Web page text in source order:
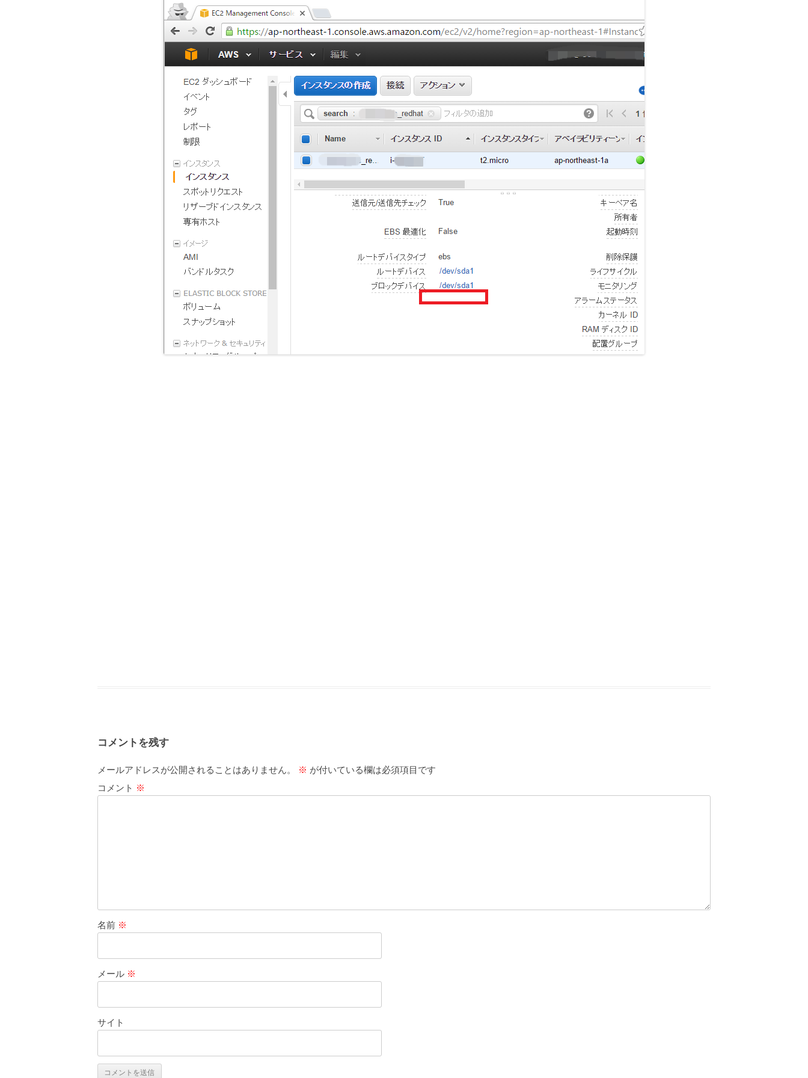
コメントを残す
メールアドレスが公開されることはありません。 ※ が付いている欄は必須項目です
コメント ※
名前 ※
メール ※
サイト